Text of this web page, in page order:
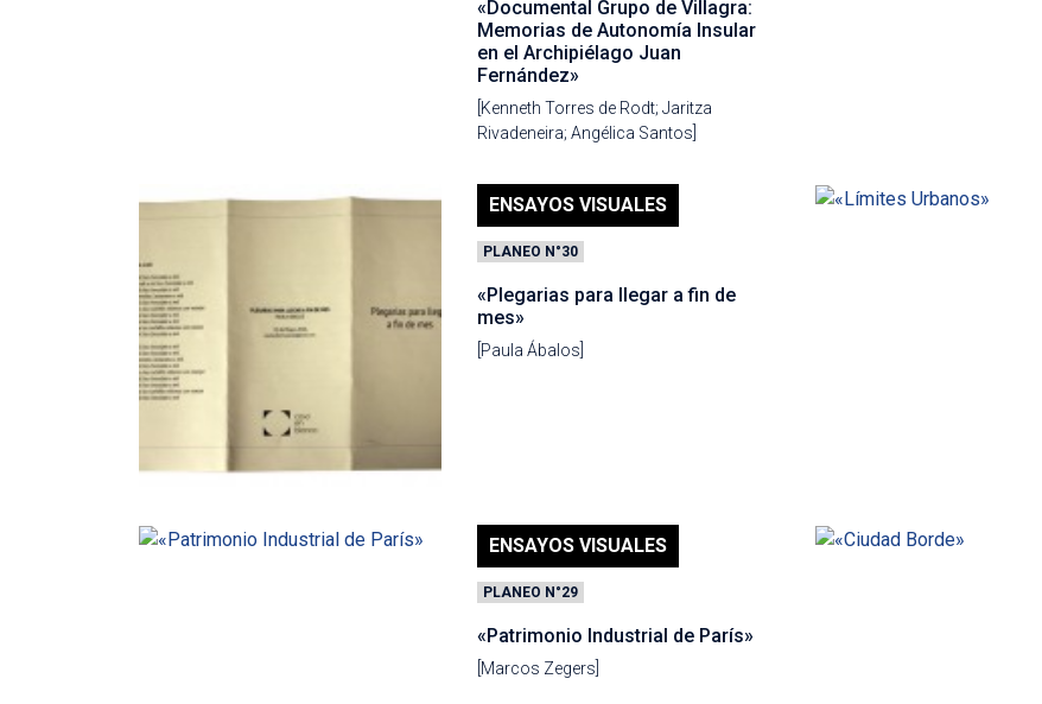
«Documental Grupo de Villagra:
Memorias de Autonomía Insular
en el Archipiélago Juan
Fernández»
[Kenneth Torres de Rodt; Jaritza
Rivadeneira; Angélica Santos]
ENSAYOS VISUALES
PLANEO N°30
«Plegarias para llegar a fin de
mes»
[Paula Ábalos]
ENSAYOS VISUALES
PLANEO N°29
«Patrimonio Industrial de París»
[Marcos Zegers]